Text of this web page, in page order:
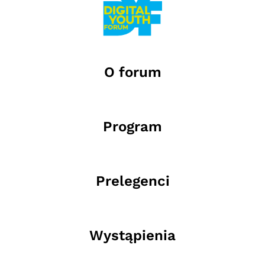
O forum
Program
Prelegenci
Wystąpienia